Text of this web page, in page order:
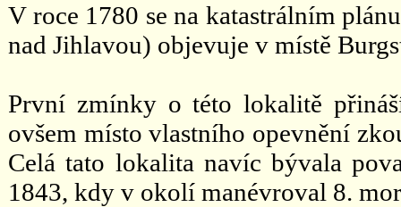
V roce 1780 se na katastrálním
nad Jihlavou) objevuje v místě
První zmínky o této lokalitě
ovšem místo vlastního opevnění
Celá tato lokalita navíc bývala
1843, kdy v okolí manévroval 8.